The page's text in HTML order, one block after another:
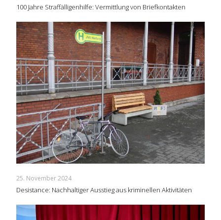
100 Jahre Straffälligenhilfe: Vermittlung von Briefkontakten
25. November 2024
Desistance: Nachhaltiger Ausstieg aus kriminellen Aktivitäten